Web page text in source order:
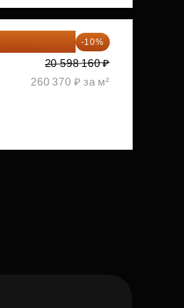
-10%
20 598 160 ₽
260 370 ₽ за м²